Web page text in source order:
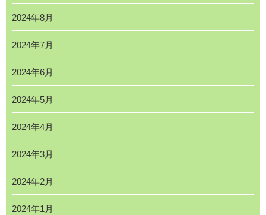
2024年8月
2024年7月
2024年6月
2024年5月
2024年4月
2024年3月
2024年2月
2024年1月